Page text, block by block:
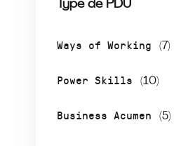
Type de PDU
Ways of Working (7)
Power Skills (10)
Business Acumen (5)